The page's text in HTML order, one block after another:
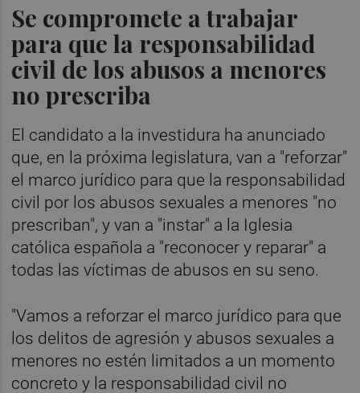
Se compromete a trabajar
para que la responsabilidad
civil de los abusos a menores
no prescriba
El candidato a la investidura ha anunciado
que, en la próxima legislatura, van a "reforzar"
el marco jurídico para que la responsabilidad
civil por los abusos sexuales a menores "no
prescriban", y van a "instar" a la Iglesia
católica española a "reconocer y reparar" a
todas las víctimas de abusos en su seno.
"Vamos a reforzar el marco jurídico para que
los delitos de agresión y abusos sexuales a
menores no estén limitados a un momento
concreto y la responsabilidad civil no